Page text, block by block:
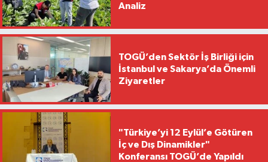
Analiz
TOGÜ’den Sektör İş Birliği için
İstanbul ve Sakarya’da Önemli
Ziyaretler
"Türkiye’yi 12 Eylül’e Götüren
İç ve Dış Dinamikler"
Konferansı TOGÜ’de Yapıldı